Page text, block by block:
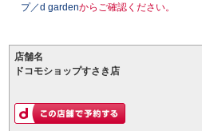
プ／d gardenからご確認ください。
店舗名
ドコモショップすさき店